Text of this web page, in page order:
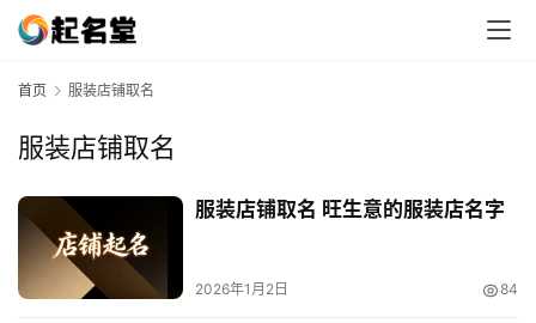
首页 服装店铺取名
服装店铺取名
服装店铺取名 旺生意的服装店名字
2026年1月2日 84